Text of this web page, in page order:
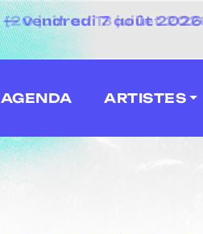
[20 juin au 13 juillet
AGENDA ARTISTES